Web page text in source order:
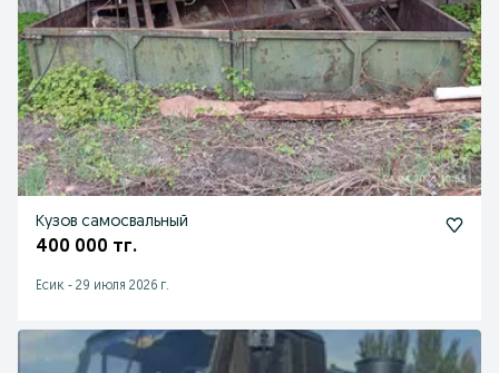
Кузов самосвальный
400 000 тг.
Есик - 29 июля 2026 г.